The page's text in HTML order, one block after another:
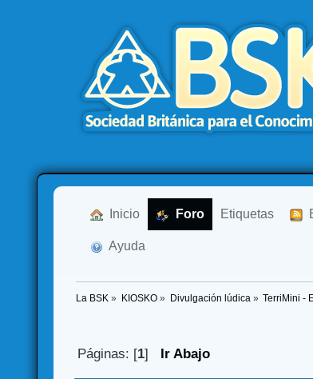
Inicio Foro Etiquetas
Ayuda
La BSK » KIOSKO» Divulgación lúdica » TerriMini -
Páginas: [1] Ir Abajo